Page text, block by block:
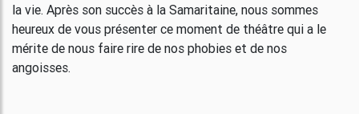
la vie. Après son succès à la Samaritaine, nous sommes
heureux de vous présenter ce moment de théâtre qui a le
mérite de nous faire rire de nos phobies et de nos
angoisses.